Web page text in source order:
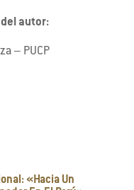
autor:
– PUCP
«Hacia Un